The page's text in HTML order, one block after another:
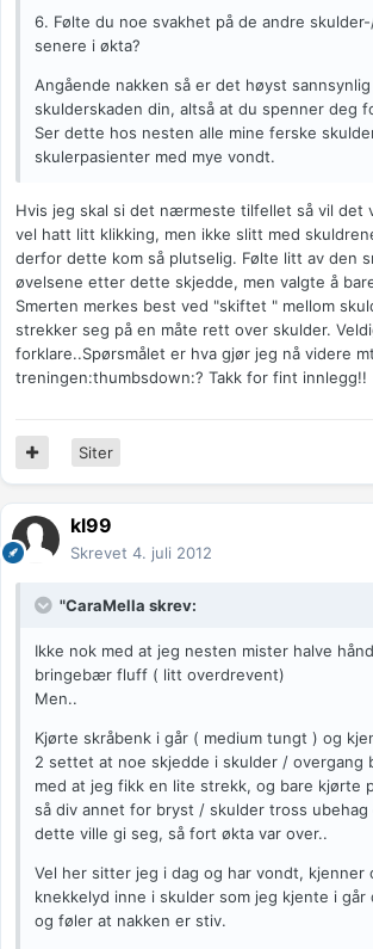
6. Følte du noe svakhet på de andre
senere i økta?
Angående nakken så er det høyst
skulderskaden din, altså at du spenner deg
Ser dette hos nesten alle mine ferske
skulerpasienter med mye vondt.
Hvis jeg skal si det nærmeste tilfellet så vil det
vel hatt litt klikking, men ikke slitt med
derfor dette kom så plutselig. Følte litt av den
øvelsene etter dette skjedde, men valgte å
Smerten merkes best ved "skiftet " mellom
strekker seg på en måte rett over skulder.
forklare..Spørsmålet er hva gjør jeg nå videre
treningen:thumbsdown:? Takk for fint innlegg!!
Siter
kl99
Skrevet 4. juli 2012
"CaraMella skrev:
Ikke nok med at jeg nesten mister halve
bringebær fluff ( litt overdrevent)
Men..
Kjørte skråbenk i går ( medium tungt ) og
2 settet at noe skjedde i skulder / overgang
med at jeg fikk en lite strekk, og bare kjørte
så div annet for bryst / skulder tross
dette ville gi seg, så fort økta var over..
Vel her sitter jeg i dag og har vondt, kjenner
knekkelyd inne i skulder som jeg kjente i
og føler at nakken er stiv.